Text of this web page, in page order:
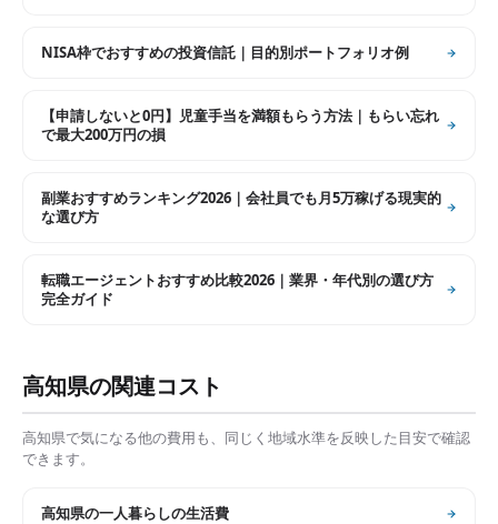
NISA枠でおすすめの投資信託｜目的別ポートフォリオ例
【申請しないと0円】児童手当を満額もらう方法｜もらい忘れ
で最大200万円の損
副業おすすめランキング2026｜会社員でも月5万稼げる現実的
な選び方
転職エージェントおすすめ比較2026｜業界・年代別の選び方
完全ガイド
高知県の関連コスト
高知県で気になる他の費用も、同じく地域水準を反映した目安で確認
できます。
高知県の一人暮らしの生活費